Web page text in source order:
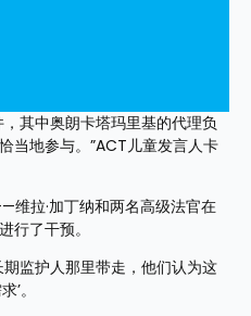
其中奥朗卡塔玛里基的代理负
当地参与。”ACT儿童发言人卡
维拉·加丁纳和两名高级法官在
行了干预。
监护人那里带走，他们认为这
’。